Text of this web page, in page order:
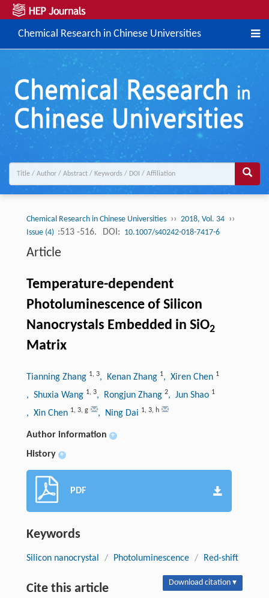
Chemical Research in Chinese Universities
Chemical Research in Chinese Universities ›› 2018, Vol. 34 ››
Issue (4) :513 -516. DOI: 10.1007/s40242-018-7417-6
Article
Temperature-dependent
Photoluminescence of Silicon
Nanocrystals Embedded in SiO2
Matrix
Tianning Zhang 1, 3, Kenan Zhang 1, Xiren Chen 1
, Shuxia Wang 1, 3, Rongjun Zhang 2, Jun Shao 1
, Xin Chen 1, 3, g , Ning Dai 1, 3, h
Author information +
History +
PDF
Keywords
Silicon nanocrystal / Photoluminescence / Red-shift
Cite this article Download citation ▾